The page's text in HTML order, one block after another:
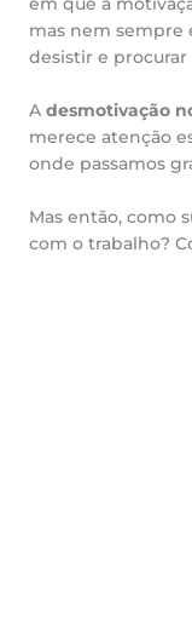
mas nem sempre
desistir e
A desmotivação
merece atenção
onde passamos
Mas então, como
com o trabalho?